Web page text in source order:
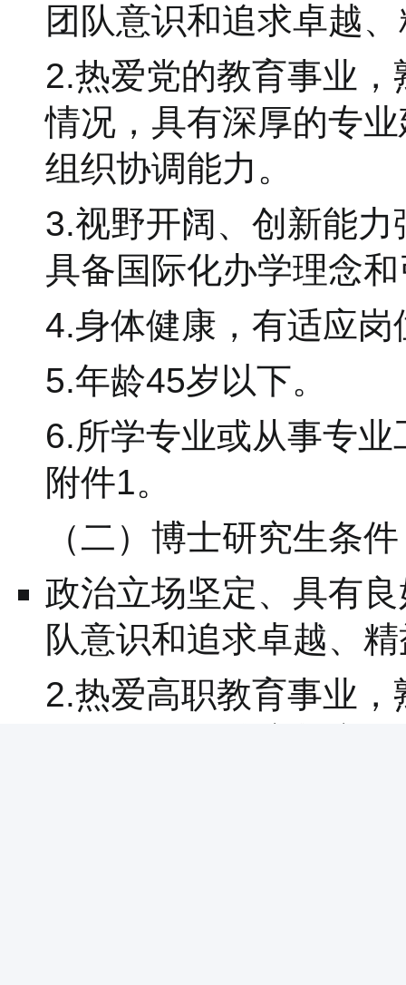
团队意识和追求卓越
2.热爱党的教育事业
情况，具有深厚的专
组织协调能力。
3.视野开阔、创新能
具备国际化办学理念
4.身体健康，有适应
5.年龄45岁以下。
6.所学专业或从事专
附件1。
（二）博士研究生条件
政治立场坚定、具有
队意识和追求卓越、
2.热爱高职教育事业